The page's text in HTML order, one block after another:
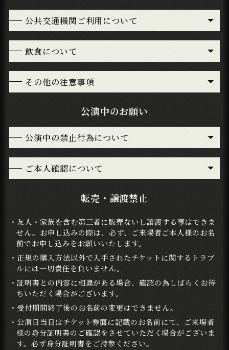
公共交通機関ご利用について
飲食について
その他の注意事項
公演中のお願い
公演中の禁止行為について
ご本人確認について
転売・譲渡禁止
・友人・家族を含む第三者に販売ないし譲渡する事はできま
せん。お申し込みの際は、必ず、ご来場者ご本人様のお名
前でお申し込みをお願いいたします。
・正規の購入方法以外で入手されたチケットに関するトラブ
ルには一切責任を負いません。
・証明書との内容に相違がある場合、確認の為しばらくお待
ちいただく場合がございます。
・受付期間終了後のお名前の変更はできません。
・公演日当日はチケット券面に記載のお名前にて、ご来場者
様の身分証明書のご確認をさせていただく場合がございま
す。必ず身分証明書をご持参ください。